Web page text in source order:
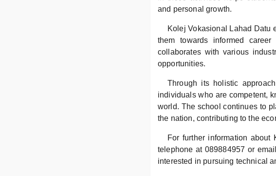
and personal growth.
Kolej Vokasional Lahad Datu
them towards informed
collaborates with various
opportunities.
Through its holistic
individuals who are competent,
world. The school continues to
the nation, contributing to the
For further information
telephone at 089884957 or
interested in pursuing technical